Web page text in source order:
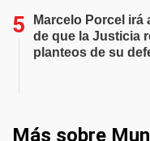
Marcelo Porcel
de que la Justicia
planteos de su
Más sobre